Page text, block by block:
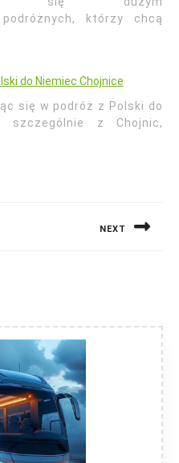
którzy chcą
do Niemiec Chojnice
się w podróż z Polski do
szczególnie z Chojnic,
NEXT